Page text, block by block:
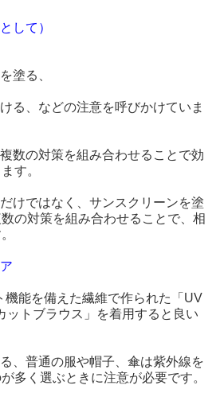
して）
塗る、
る、などの注意を呼びかけていま
数の対策を組み合わせることで効
す。
けではなく、サンスクリーンを塗
の対策を組み合わせることで、相
機能を備えた繊維で作られた「UV
ットブラウス」を着用すると良い
、普通の服や帽子、傘は紫外線を
多く選ぶときに注意が必要です。